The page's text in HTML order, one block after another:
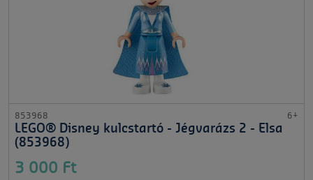
853968 6+
LEGO® Disney kulcstartó - Jégvarázs 2 - Elsa
(853968)
3 000 Ft